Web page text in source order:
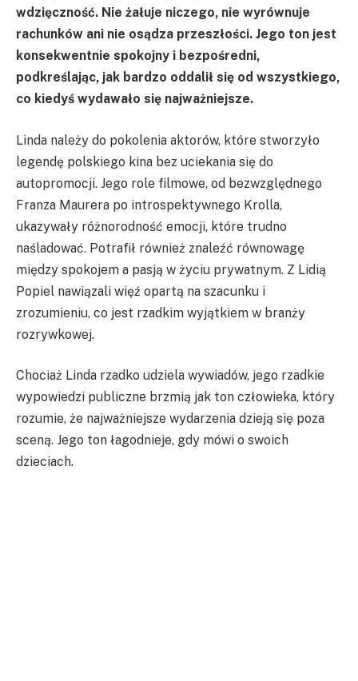
wdzięczność. Nie żałuje niczego, nie wyrównuje
rachunków ani nie osądza przeszłości. Jego ton jest
konsekwentnie spokojny i bezpośredni,
podkreślając, jak bardzo oddalił się od wszystkiego,
co kiedyś wydawało się najważniejsze.
Linda należy do pokolenia aktorów, które stworzyło
legendę polskiego kina bez uciekania się do
autopromocji. Jego role filmowe, od bezwzględnego
Franza Maurera po introspektywnego Krolla,
ukazywały różnorodność emocji, które trudno
naśladować. Potrafił również znaleźć równowagę
między spokojem a pasją w życiu prywatnym. Z Lidią
Popiel nawiązali więź opartą na szacunku i
zrozumieniu, co jest rzadkim wyjątkiem w branży
rozrywkowej.
Chociaż Linda rzadko udziela wywiadów, jego rzadkie
wypowiedzi publiczne brzmią jak ton człowieka, który
rozumie, że najważniejsze wydarzenia dzieją się poza
sceną. Jego ton łagodnieje, gdy mówi o swoich
dzieciach.